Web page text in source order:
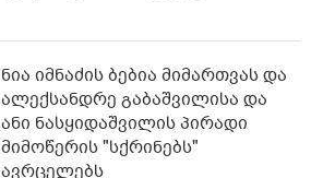
ნია იმნაძის ბებია მიმართვას და
ალექსანდრე გაბაშვილისა და
ანი ნასყიდაშვილის პირადი
მიმოწერის "სქრინებს"
ავრცელებს